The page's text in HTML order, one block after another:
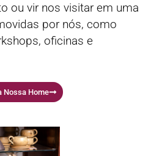
ou vir nos visitar em uma
por nós, como
oficinas e
Nossa Home